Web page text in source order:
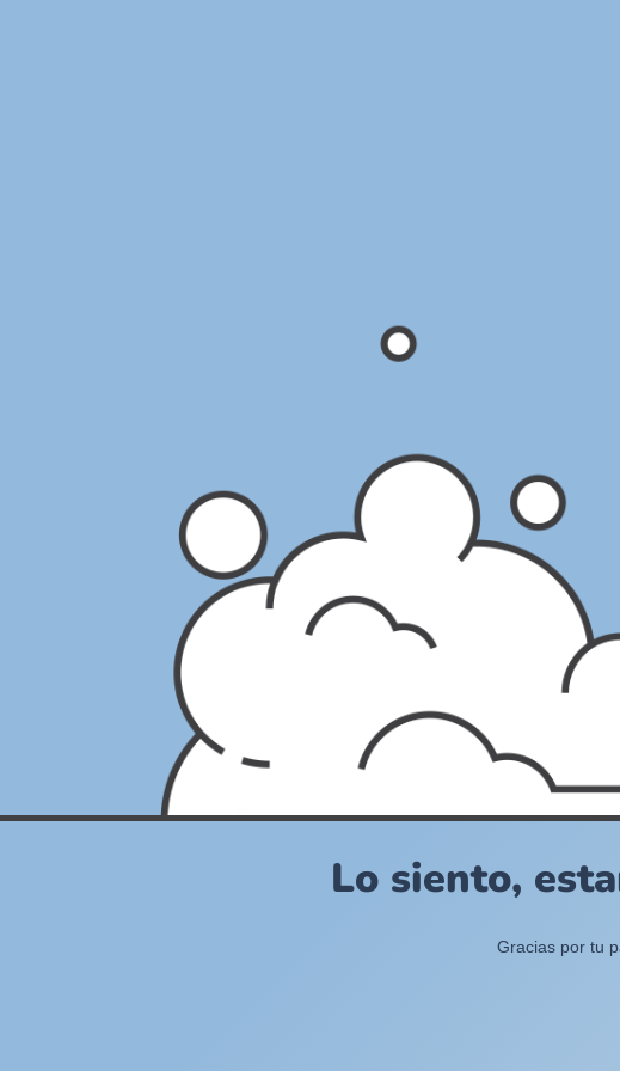
Lo siento,
Gracias por tu